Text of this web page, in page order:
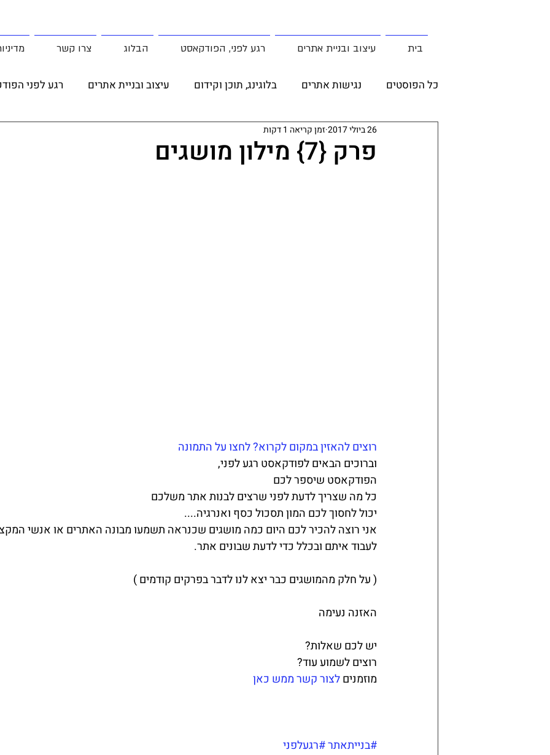
בית עיצוב ובניית אתרים רגע לפני, הפודקאסט הבלוג צרו קשר
כל הפוסטים נגישות אתרים בלוגינג, תוכן וקידום עיצוב ובניית אתרים רגע לפני
צבעים ותמונות מקרי בוחןפרק {7} מילון מושגים
26 ביולי 2017 זמן קריאה 1 דקות
רוצים להאזין במקום לקרוא? לחצו על התמונה
וברוכים הבאים לפודקאסט רגע לפני,
הפודקאסט שיספר לכם
כל מה שצריך לדעת לפני שרצים לבנות אתר משלכם
יכול לחסוך לכם המון תסכול כסף ואנרגיה....
אני רוצה להכיר לכם היום כמה מושגים שכנראה תשמעו מבונה האתרים או אנשי
לעבוד איתם ובכלל כדי לדעת שבונים אתר.
( על חלק מהמושגים כבר יצא לנו לדבר בפרקים קודמים )
האזנה נעימה
יש לכם שאלות?
רוצים לשמוע עוד?
מוזמנים לצור קשר ממש כאן
#בנייתאתר#רגעלפני